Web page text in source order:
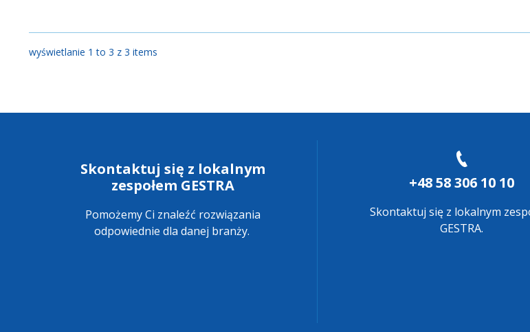
wyświetlanie 1 to 3 z 3 items
Skontaktuj się z lokalnym
zespołem GESTRA
Pomożemy Ci znaleźć rozwiązania
odpowiednie dla danej branży.
+48 58 306 10 10
Skontaktuj się z lokalnym
GESTRA.